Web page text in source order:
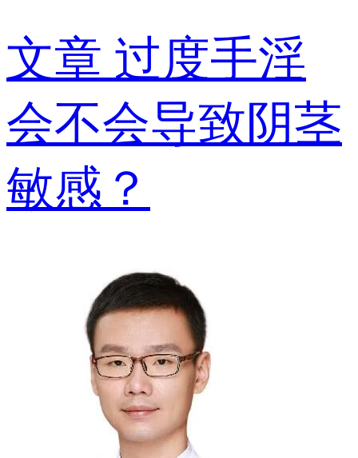
文章 过度手淫
会不会导致阴茎
敏感？